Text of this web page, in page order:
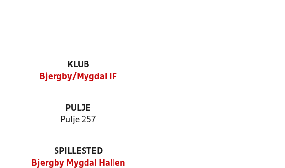
KLUB
Bjergby/Mygdal IF
PULJE
Pulje 257
SPILLESTED
Bjergby Mygdal Hallen